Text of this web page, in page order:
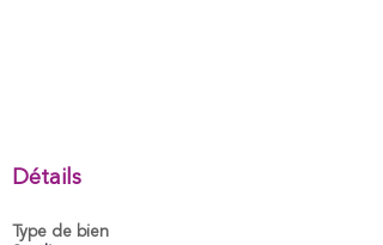
Détails
Type de bien